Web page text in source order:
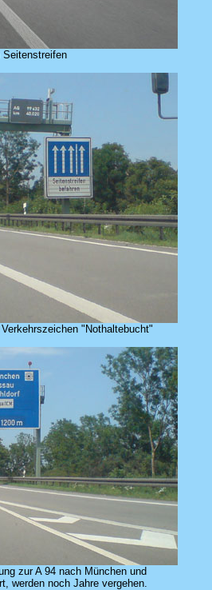
Seitenstreifen
"Nothaltebucht"
zur A 94 nach München und
werden noch Jahre vergehen.